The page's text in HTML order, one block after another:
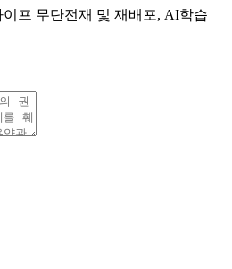
프 무단전재 및 재배포, AI학습